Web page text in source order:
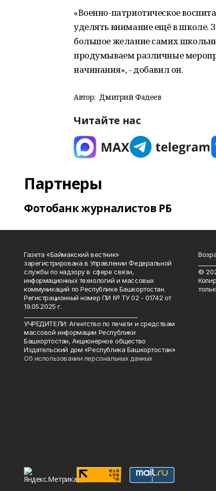
«Военно-патриотическое
уделять внимание ещё в школе.
большое желание самих
продумываем различные
начинания», - добавил он.
Автор: Дмитрий Фадеев
Читайте нас
Партнеры
Фотобанк журналистов РБ
Газета «Баймакский вестник»
зарегистрирована в Управлении Федеральной
службы по надзору в сфере связи,
информационных технологий и массовых
коммуникаций по Республике Башкортостан.
Регистрационный номер ПИ № ТУ 02 - 01742 от
19.05.2025 г.
УЧРЕДИТЕЛИ: Агентство по печати и средствам
массовой информации Республики
Башкортостан, Акционерное общество
Издательский дом «Республика Башкортостан»
Об использовании персональных данных
©